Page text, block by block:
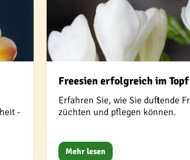
-
Freesien erfolgreich im
Erfahren Sie, wie Sie duftende
züchten und pflegen können.
Mehr lesen